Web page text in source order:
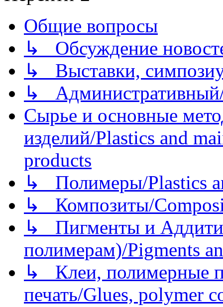
Общие вопросы
↳ Обсуждение
↳ Выставки,
↳
Сырье и основные
изделий/Plastics and
products
↳ Полимеры/Plastics
↳ Композиты/
↳ Пигменты и
полимерам)/Pigments
↳ Клеи, полимерные
печать/Glues, polymer